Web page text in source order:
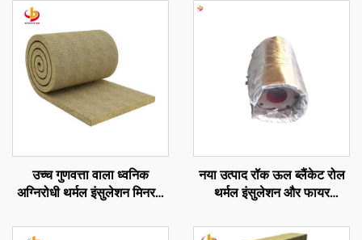
उच्च गुणवत्ता वाला ध्वनिक
अग्निरोधी थर्मल इंसुलेशन मिनरल
120kg/m3 रॉक वूल ब्लैंकेट
नया उत्पाद रॉक ऊल ब्लैंकेट रोल
थर्मल इंसुलेशन और फायर
लचीला इंसुलेशन कवर